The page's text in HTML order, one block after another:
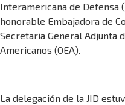
Interamericana de Defensa
honorable Embajadora de
Secretaria General Adjunta
Americanos (OEA).
La delegación de la JID